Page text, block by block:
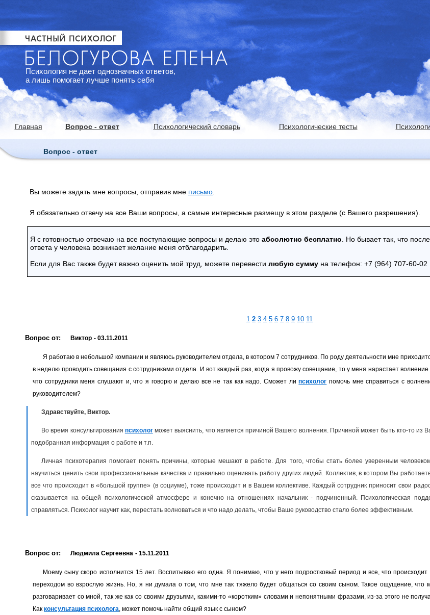
Психология не дает однозначных ответов,
а лишь помогает лучше понять себя
Главная Вопрос - ответ Психологический словарь Психологические тесты
Вопрос - ответ
Вы можете задать мне вопросы, отправив мне письмо
Я обязательно отвечу на все Ваши вопросы, а самые интересные размещу в этом разделе (с Вашего разрешения).
Я с готовностью отвечаю на все поступающие вопросы и делаю это абсолютно бесплатно . Но бывает так, что
ответа у человека возникает желание меня отблагодарить.
Если для Вас также будет важно оценить мой труд, можете перевести любую сумму на телефон: +7 (964) 707-60-02
1 2 3 4 5 6 7 8 9 10 11
Вопрос от: Виктор - 03.11.2011
Я работаю в небольшой компании и являюсь руководителем отдела, в котором 7 сотрудников. По роду деятельности мне
в неделю проводить совещания с сотрудниками отдела. И вот каждый раз, когда я провожу совещание, то у меня нарастает
что сотрудники меня слушают и, что я говорю и делаю все не так как надо. Сможет липсихолог помочь мне справиться с
руководителем?
Здравствуйте, Виктор.
Во время консультирования психологможет выяснить, что является причиной Вашего волнения. Причиной может быть кто-то из
подобранная информация о работе и т.п.
Личная психотерапия помогает понять причины, которые мешают в работе. Для того, чтобы стать более уверенным
научиться ценить свои профессиональные качества и правильно оценивать работу других людей. Коллектив, в котором Вы
все что происходит в «большой группе» (в социуме), тоже происходит и в Вашем коллективе. Каждый сотрудник приносит свои
сказывается на общей психологической атмосфере и конечно на отношениях начальник - подчиненный. Психологическая
справляться. Психолог научит как, перестать волноваться и что надо делать, чтобы Ваше руководство стало более эффективным.
Вопрос от: Людмила Сергеевна - 15.11.2011
Моему сыну скоро исполнится 15 лет. Воспитываю его одна. Я понимаю, что у него подростковый период и все, что происходит
переходом во взрослую жизнь. Но, я ни думала о том, что мне так тяжело будет общаться со своим сыном. Такое ощущение, что
разговаривает со мной, так же как со своими друзьями, какими-то «коротким» словами и непонятными фразами, из-за этого не
Как консультация психолога, может помочь найти общий язык с сыном?